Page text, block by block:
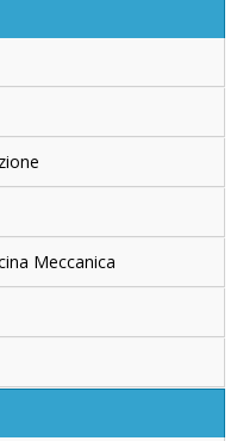
Meccanica